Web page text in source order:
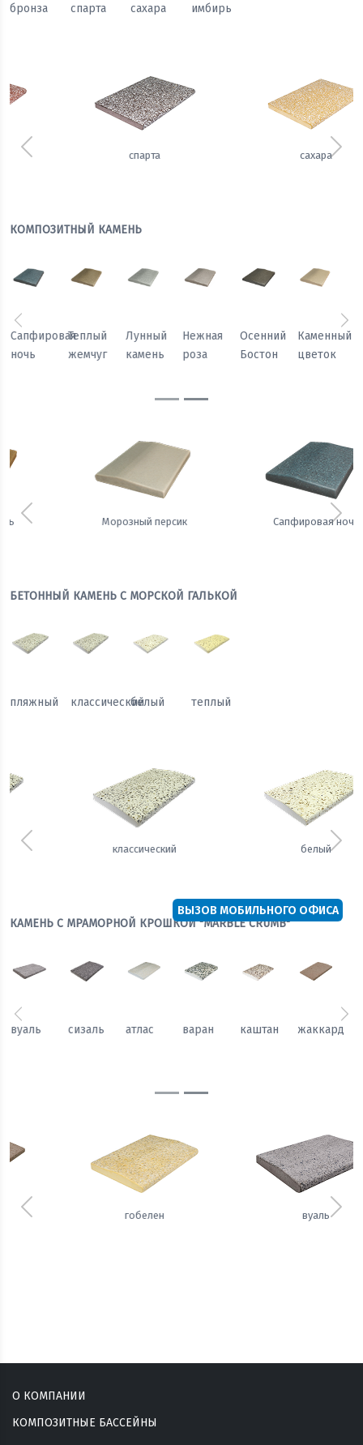
бронза спарта сахара имбирь
Предыдущий
КОМПОЗИТНЫЙ КАМЕНЬ
Осенний
Бостон
Каменный
цветок
Песчаный
камень
Морозный
персик
Сапфировая
ночь
Теплый
жемчуг
Предыдущий
Сапфировая ночь Теплый жемчуг
Предыдущий
БЕТОННЫЙ КАМЕНЬ С МОРСКОЙ ГАЛЬКОЙ
пляжный классическийбелый теплый
Предыдущий
КАМЕНЬ С МРАМОРНОЙ КРОШКОЙ "MARBLE CRUMB"
каштан жаккард гобелен вуаль сизаль атлас
Предыдущий
Предыдущий
О КОМПАНИИ
КОМПОЗИТНЫЕ БАССЕЙНЫ
ВЫЗОВ МОБИЛЬНОГО ОФИСА